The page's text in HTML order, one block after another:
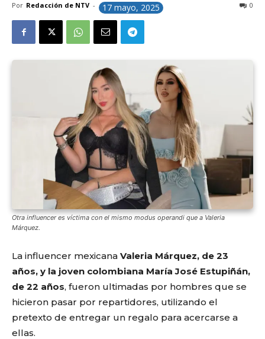
Por Redacción de NTV - 17 mayo, 2025 0
Otra influencer es víctima con el mismo modus operandi que a Valeria
Márquez.
La influencer mexicana Valeria Márquez, de 23
años, y la joven colombiana María José Estupiñán,
de 22 años, fueron ultimadas por hombres que se
hicieron pasar por repartidores, utilizando el
pretexto de entregar un regalo para acercarse a
ellas.